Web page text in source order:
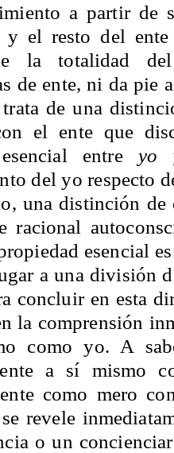
a partir de
y el resto del
la totalidad
de ente, ni da pie
trata de una
el ente que
entre yo
del yo respecto
una distinción de
racional
esencial
a una división
concluir en esta
la comprensión
como yo. A
a sí mismo
como mero
revele
o un